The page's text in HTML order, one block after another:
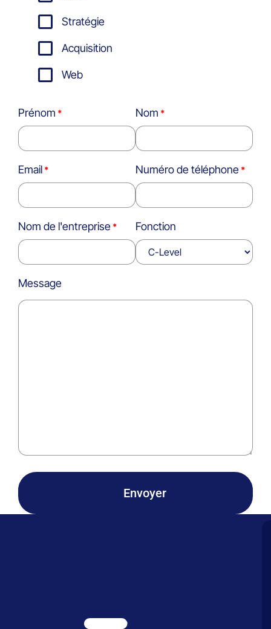
Stratégie
Acquisition
Web
Prénom Nom
Email Numéro de téléphone
Nom de l'entreprise Fonction
Message
Envoyer